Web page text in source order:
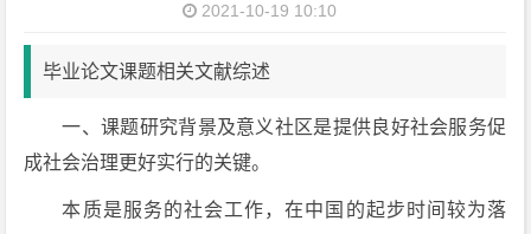
2021-10-19 10:10
毕业论文课题相关文献综述
一、课题研究背景及意义社区是提供良好社会服务促
成社会治理更好实行的关键。
本质是服务的社会工作，在中国的起步时间较为落